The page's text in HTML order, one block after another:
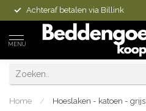
Achteraf betalen via Billink
MENU
Home / Hoeslaken - katoen - grijs